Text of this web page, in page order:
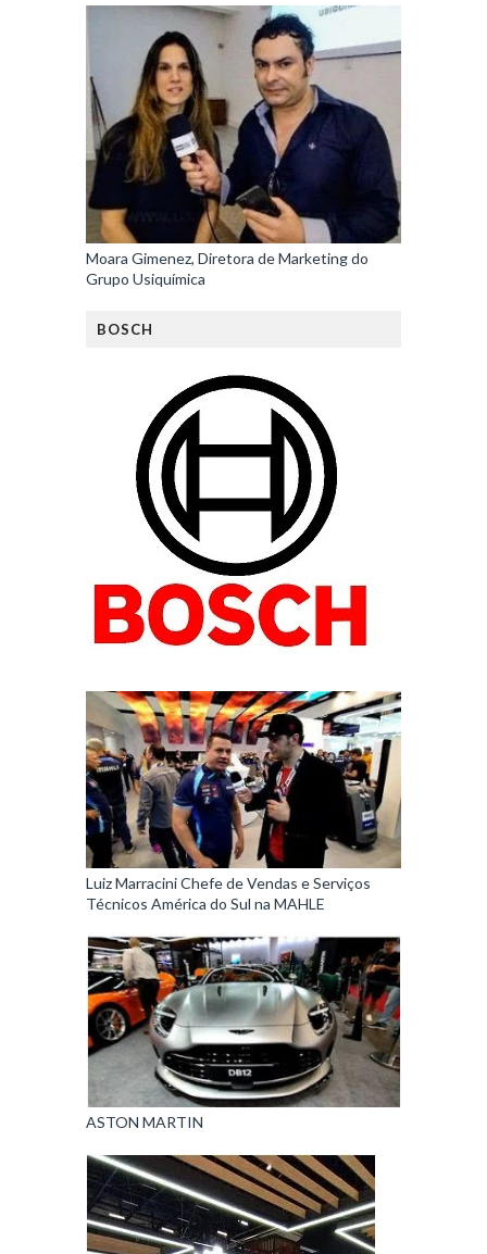
Moara Gimenez, Diretora de Marketing do
Grupo Usiquímica
BOSCH
Luiz Marracini Chefe de Vendas e Serviços
Técnicos América do Sul na MAHLE
ASTON MARTIN